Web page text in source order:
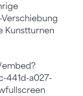
Kunstturnen
441d-a027-